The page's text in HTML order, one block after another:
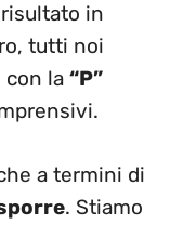
in
tutti noi
con la “P”
a termini di
. Stiamo